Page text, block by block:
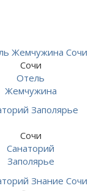
Сочи
Отель
Жемчужина
Сочи
Санаторий
Заполярье